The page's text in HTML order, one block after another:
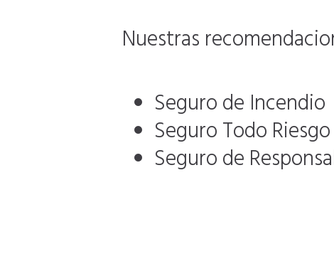
Nuestras
Seguro de Incendio
Seguro Todo Riesgo
Seguro de